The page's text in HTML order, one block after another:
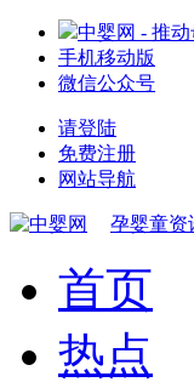
中婴网 - 推
手机移动版
微信公众号
请登陆
免费注册
网站导航
孕婴童资
首页
热点